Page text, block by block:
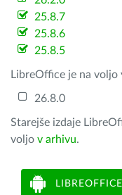
25.8.7
25.8.6
25.8.5
LibreOffice je na voljo
26.8.0
Starejše izdaje
voljo v arhivu.